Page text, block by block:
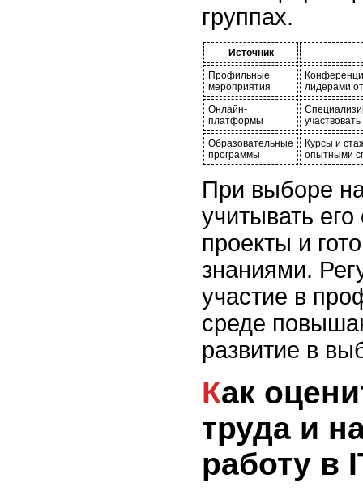
группах.
Источник
Профильные
мероприятия
лидерами
Онлайн-
платформы
Образовательные
программы
Курсы и
опытными
При выборе
учитывать
проекты и
знаниями.
участие в
среде
развитие в
Как оценить рынок
труда и
работу в